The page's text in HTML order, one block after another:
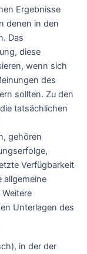
Ergebnisse
denen in den
Das
diese
wenn sich
des
sollten. Zu den
tatsächlichen
gehören
Verfügbarkeit
allgemeine
Unterlagen des
in der der